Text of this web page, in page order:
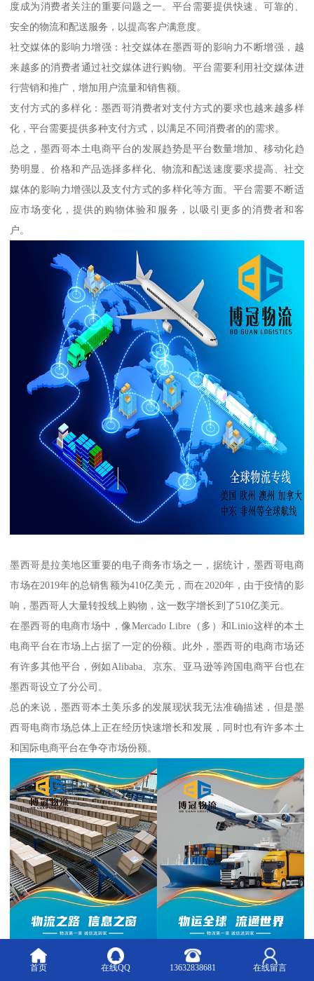
度成为消费者关注的重要问题之一。平台需要提供快速、可靠的、
安全的物流和配送服务，以提高客户满意度。
社交媒体的影响力增强：社交媒体在墨西哥的影响力不断增强，越
来越多的消费者通过社交媒体进行购物。平台需要利用社交媒体进
行营销和推广，增加用户流量和销售额。
支付方式的多样化：墨西哥消费者对支付方式的要求也越来越多样
化，平台需要提供多种支付方式，以满足不同消费者的的需求。
总之，墨西哥本土电商平台的发展趋势是平台数量增加、移动化趋
势明显、价格和产品选择多样化、物流和配送速度要求提高、社交
媒体的影响力增强以及支付方式的多样化等方面。平台需要不断适
应市场变化，提供的购物体验和服务，以吸引更多的消费者和客
户。
墨西哥是拉美地区重要的电子商务市场之一，据统计，墨西哥电商
市场在2019年的总销售额为410亿美元，而在2020年，由于疫情的影
响，墨西哥人大量转投线上购物，这一数字增长到了510亿美元。
在墨西哥的电商市场中，像Mercado Libre（多）和Linio这样的本土
电商平台在市场上占据了一定的份额。此外，墨西哥的电商市场还
有许多其他平台，例如Alibaba、京东、亚马逊等跨国电商平台也在
墨西哥设立了分公司。
总的来说，墨西哥本土美乐多的发展现状我无法准确描述，但是墨
西哥电商市场总体上正在经历快速增长和发展，同时也有许多本土
和国际电商平台在争夺市场份额。
首页 在线QQ 13632838681 在线留言